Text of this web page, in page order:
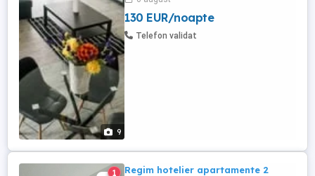
9
privată gratuită garantată pentru fiecare
apartament. Apartamente cu doua camera
de inchiriat in regim hotelier, Statiunea
130 EUR/noapte
Telefon validat
1 Regim hotelier apartamente 2